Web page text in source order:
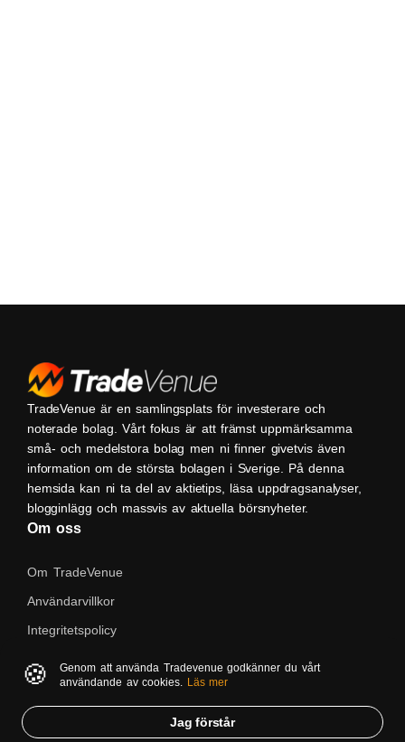
TradeVenue är en samlingsplats för investerare och
noterade bolag. Vårt fokus är att främst uppmärksamma
små- och medelstora bolag men ni finner givetvis även
information om de största bolagen i Sverige. På denna
hemsida kan ni ta del av aktietips, läsa uppdragsanalyser,
blogginlägg och massvis av aktuella börsnyheter.
Om oss
Om TradeVenue
Användarvillkor
Integritetspolicy
Native
🍪
Genom att använda Tradevenue godkänner du vårt
användande av cookies. Läs mer
Jag förstår